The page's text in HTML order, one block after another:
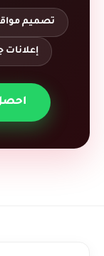
تصميم
إعلانات